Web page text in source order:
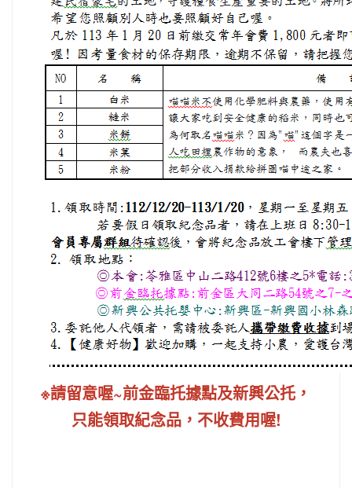
※請留意喔~前金臨托據點及新興公托，
只能領取紀念品，不收費用喔!